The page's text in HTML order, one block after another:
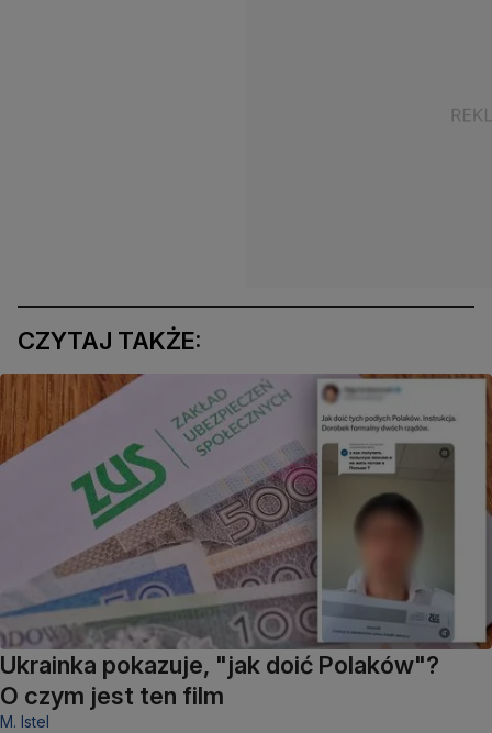
CZYTAJ TAKŻE:
Ukrainka pokazuje, "jak doić Polaków"?
O czym jest ten film
M. Istel